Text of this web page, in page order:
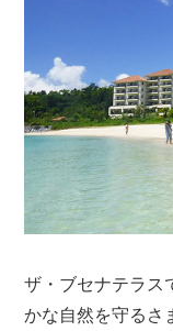
ザ・ブセナテラス
かな自然を守るさ